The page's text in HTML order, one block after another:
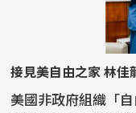
接見美自由之家 林佳
美國非政府組織「